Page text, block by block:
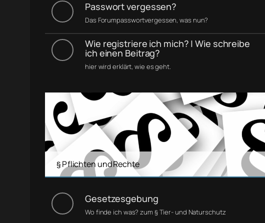
Passwort vergessen?
Das Forumpasswortvergessen, was nun?
Wie registriere ich mich? | Wie schreibe
ich einen Beitrag?
hier wird erklärt, wie es geht.
§ Pflichten und Rechte
Gesetzesgebung
Wo finde ich was? zum § Tier- und Naturschutz